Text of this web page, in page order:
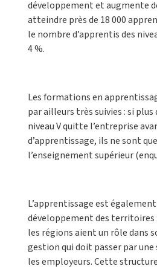
développement et augmente
atteindre près de 18 000
le nombre d’apprentis des
4 %.
Les formations en
par ailleurs très suivies : si plus
niveau V quitte l’entreprise
d’apprentissage, ils ne sont
l’enseignement supérieur
L’apprentissage est
développement des territoires
les régions aient un rôle dans
gestion qui doit passer par
les employeurs. Cette